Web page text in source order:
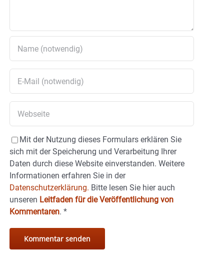
Mit der Nutzung dieses Formulars erklären Sie
sich mit der Speicherung und Verarbeitung Ihrer
Daten durch diese Website einverstanden. Weitere
Informationen erfahren Sie in der
Datenschutzerklärung. Bitte lesen Sie hier auch
unseren Leitfaden für die Veröffentlichung von
Kommentaren. *